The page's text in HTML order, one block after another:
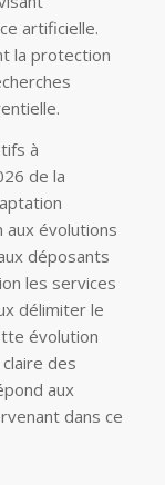
artificielle.
la protection
à
de la
évolutions
déposants
les services
délimiter le
évolution
des
aux
dans ce